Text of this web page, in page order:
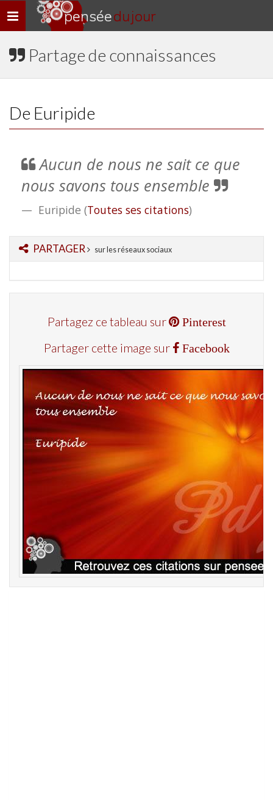
Navigation
rapide
penséedu jour
Partage de connaissances
De Euripide
Aucun de nous ne sait ce que
nous savons tous ensemble
Euripide (Toutes ses citations)
PARTAGER sur les réseaux sociaux
Partagez ce tableau sur Pinterest
Partager cette image sur Facebook